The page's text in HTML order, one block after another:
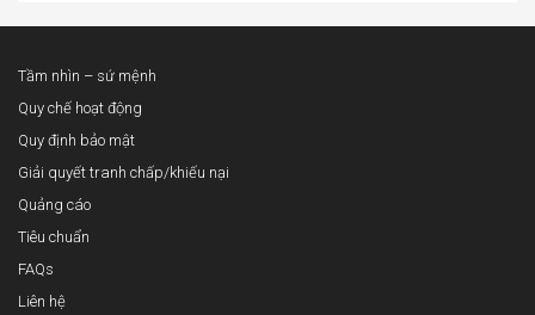
Tầm nhìn – sứ mệnh
Quy chế hoạt động
Quy định bảo mật
Giải quyết tranh chấp/khiếu nại
Quảng cáo
Tiêu chuẩn
FAQs
Liên hệ